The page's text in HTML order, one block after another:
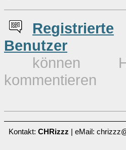
Registrierte
Benutzer
können
kommentieren
Kontakt: CHRizzz | eMail: